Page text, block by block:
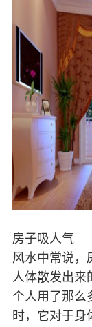
房子吸人气
风水中常说，
人体散发出来
个人用了那么
时，它对于身